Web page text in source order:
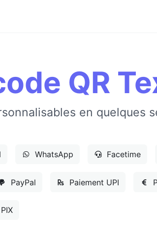
QR
en quelques
WhatsApp Facetime
PayPal Paiement UPI